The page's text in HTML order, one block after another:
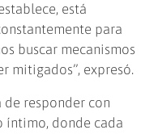
está
para
buscar mecanismos
mitigados”, expresó.
responder con
íntimo, donde cada